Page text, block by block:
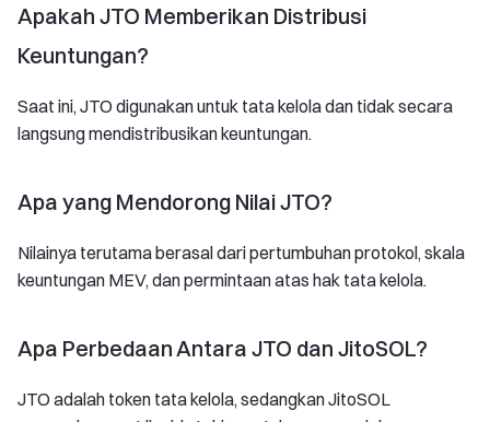
Apakah JTO Memberikan Distribusi
Keuntungan?
Saat ini, JTO digunakan untuk tata kelola dan tidak secara
langsung mendistribusikan keuntungan.
Apa yang Mendorong Nilai JTO?
Nilainya terutama berasal dari pertumbuhan protokol, skala
keuntungan MEV, dan permintaan atas hak tata kelola.
Apa Perbedaan Antara JTO dan JitoSOL?
JTO adalah token tata kelola, sedangkan JitoSOL